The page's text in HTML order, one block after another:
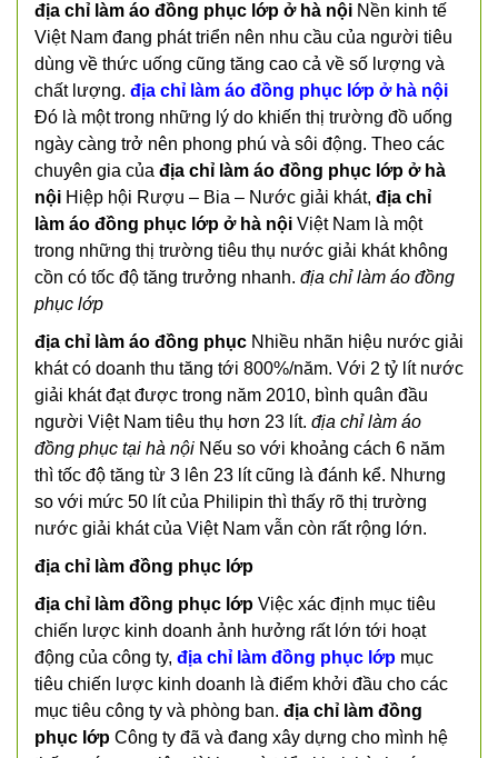
địa chỉ làm áo đồng phục lớp ở hà nội Nền kinh tế
Việt Nam đang phát triển nên nhu cầu của người tiêu
dùng về thức uống cũng tăng cao cả về số lượng và
chất lượng. địa chỉ làm áo đồng phục lớp ở hà nội
Đó là một trong những lý do khiến thị trường đồ uống
ngày càng trở nên phong phú và sôi động. Theo các
chuyên gia của địa chỉ làm áo đồng phục lớp ở hà
nội Hiệp hội Rượu – Bia – Nước giải khát, địa chỉ
làm áo đồng phục lớp ở hà nội Việt Nam là một
trong những thị trường tiêu thụ nước giải khát không
cồn có tốc độ tăng trưởng nhanh. địa chỉ làm áo đồng
phục lớp
địa chỉ làm áo đồng phục Nhiều nhãn hiệu nước giải
khát có doanh thu tăng tới 800%/năm. Với 2 tỷ lít nước
giải khát đạt được trong năm 2010, bình quân đầu
người Việt Nam tiêu thụ hơn 23 lít. địa chỉ làm áo
đồng phục tại hà nội Nếu so với khoảng cách 6 năm
thì tốc độ tăng từ 3 lên 23 lít cũng là đánh kể. Nhưng
so với mức 50 lít của Philipin thì thấy rõ thị trường
nước giải khát của Việt Nam vẫn còn rất rộng lớn.
địa chỉ làm đồng phục lớp
địa chỉ làm đồng phục lớp Việc xác định mục tiêu
chiến lược kinh doanh ảnh hưởng rất lớn tới hoạt
động của công ty, địa chỉ làm đồng phục lớp mục
tiêu chiến lược kinh doanh là điểm khởi đầu cho các
mục tiêu công ty và phòng ban. địa chỉ làm đồng
phục lớp Công ty đã và đang xây dựng cho mình hệ